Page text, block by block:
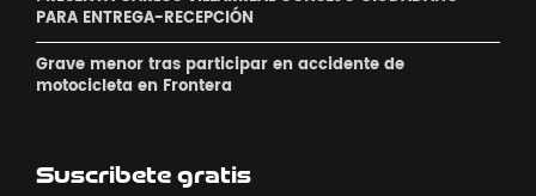
PARA ENTREGA-RECEPCIÓN
Grave menor tras participar en accidente de
motocicleta en Frontera
Suscribete gratis